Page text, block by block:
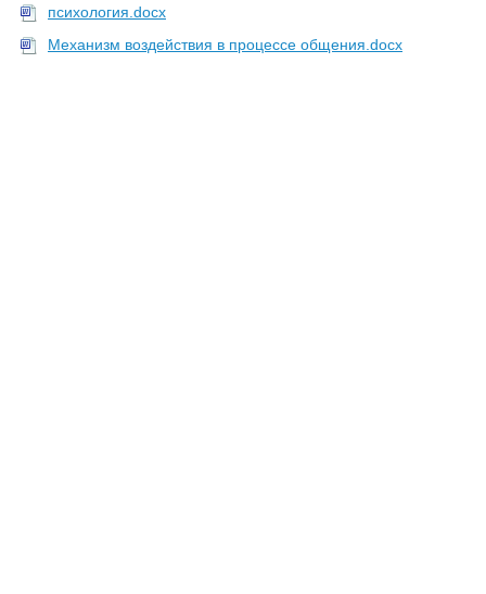
психология.docx
Механизм воздействия в процессе общения.docx